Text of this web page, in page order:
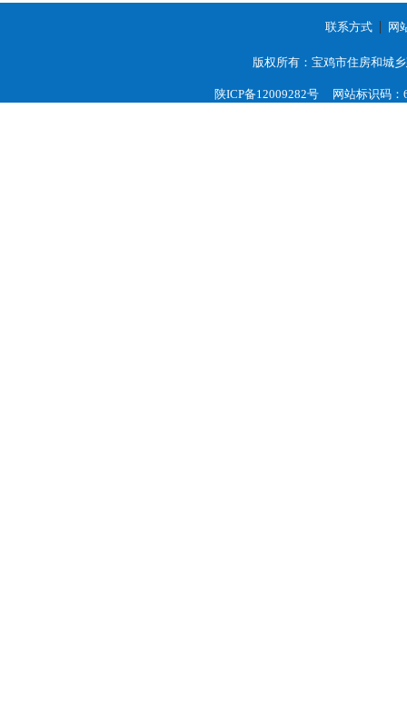
联系方式 网
版权所有：宝鸡市住房和城
陕ICP备12009282号 网站标识码：